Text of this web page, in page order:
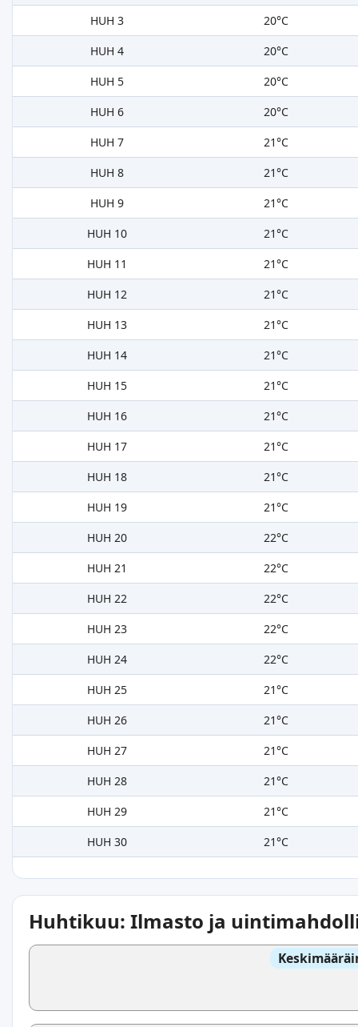
HUH 3
20°C
HUH 4
20°C
HUH 5
20°C
HUH 6
20°C
HUH 7
21°C
HUH 8
21°C
HUH 9
21°C
HUH 10
21°C
HUH 11
21°C
HUH 12
21°C
HUH 13
21°C
HUH 14
21°C
HUH 15
21°C
HUH 16
21°C
HUH 17
21°C
HUH 18
21°C
HUH 19
21°C
HUH 20
22°C
HUH 21
22°C
HUH 22
22°C
HUH 23
22°C
HUH 24
22°C
HUH 25
21°C
HUH 26
21°C
HUH 27
21°C
HUH 28
21°C
HUH 29
21°C
HUH 30
21°C
Huhtikuu: Ilmasto ja